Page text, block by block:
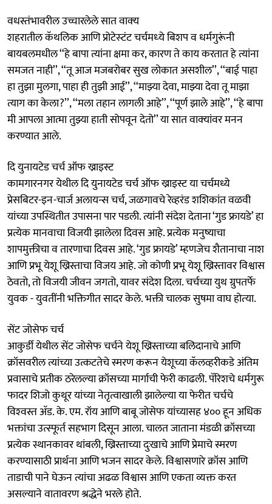
वधस्तंभावरील उच्चारलेले सात वाक्‍य
शहरातील कॅथलिक आणि प्रोटेस्‍टंट चर्चमध्‍ये बिशप व धर्मगुरूंनी
बायबलमधील ‘‘हे बापा त्यांना क्षमा कर, कारण ते काय करतात हे त्यांना
समजत नाही’’, ‘‘तू आज मजबरोबर सुख लोकात असशील’’, ‘‘बाई पाहा
हा तुझा मुलगा, पाहा ही तुझी आई’’, ‘‘माझ्या देवा, माझ्या देवा तू माझा
त्याग का केला?’’, ‘‘मला तहान लागली आहे’’, ‘‘पूर्ण झाले आहे’’, ‘‘हे बापा
मी आपला आत्मा तुझ्या हाती सोपवून देतो’’ या सात वाक्‍यांवर मनन
करण्यात आले.
दि युनायटेड चर्च ऑफ ख्राइस्ट
कामगारनगर येथील दि युनायटेड चर्च ऑफ ख्राइस्ट या चर्चमध्ये
प्रेसबिटर-इन-चार्ज अलायन्स चर्च, जळगावचे रेव्हरंड शशिकांत वळवी
यांच्या उपस्थितीत उपासना पार पडली. त्यांनी संदेश देताना ‘गुड फ्रायडे’ हा
प्रत्येक मानवाचा विजयी झालेला दिवस आहे. प्रत्येक मनुष्याचा
शापमुक्तीचा व तारणाचा दिवस आहे. ‘गुड फ्रायडे’ म्हणजेच शैतानाचा नाश
आणि प्रभू येशू ख्रिस्ताचा विजय आहे. जो कोणी प्रभू येशू ख्रिस्तावर विश्वास
ठेवतो, तो विजयी जीवन जगतो, यावर संदेश दिला. चर्चच्या युथ ग्रुपतर्फे
युवक - युवतींनी भक्तिगीत सादर केले. भक्ती चालक सुषमा वाघ होत्‍या.
सेंट जोसेफ चर्च
आकुर्डी येथील सेंट जोसेफ चर्चने येशू ख्रिस्ताच्या बलिदानाचे आणि
क्रॉसवरील त्यांच्या उत्कटतेचे स्मरण करून येशूच्या कॅलव्हरीकडे अंतिम
प्रवासाचे प्रतीक ठरेलल्या क्रॉसच्या मार्गाची फेरी काढली. पॅरिशचे धर्मगुरू
फादर शिजो कुथूर यांच्या नेतृत्वाखाली झालेल्या या फेरीत चर्चचे
विश्‍वस्त अ‍ॅड. के. एम. रॉय आणि बाबू जोसेफ यांच्यासह ४०० हून अधिक
भक्तांचा उत्स्फूर्त सहभाग दिसून आला. चालत जाताना मंडळी क्रॉसच्या
प्रत्येक स्थानकावर थांबली, ख्रिस्ताच्या दुःखाचे आणि प्रेमाचे स्मरण
करण्यासाठी प्रार्थना आणि भजन सादर केले. विश्वासणारे क्रॉस आणि
ताडाची पाने घेऊन त्यांचा अढळ विश्वास आणि एकता व्यक्त करत
असल्याने वातावरण श्रद्धेने भरले होते.